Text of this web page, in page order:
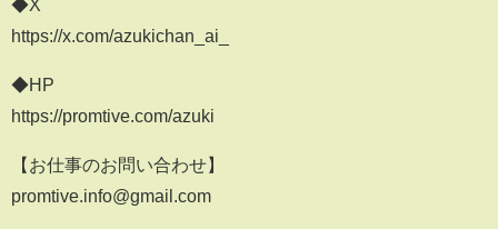
◆X
https://x.com/azukichan_ai_
◆HP
https://promtive.com/azuki
【お仕事のお問い合わせ】
promtive.info@gmail.com